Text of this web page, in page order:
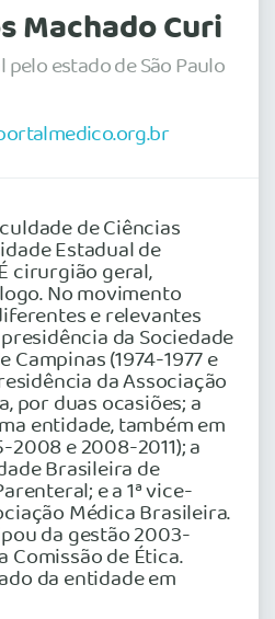
Machado Curi
estado de São Paulo
de Ciências
Estadual de
cirurgião geral,
No movimento
e relevantes
da Sociedade
(1974-1977 e
da Associação
por duas ocasiões; a
entidade, também em
e 2008-2011); a
Brasileira de
e a 1ª vice-
Médica Brasileira.
da gestão 2003-
Comissão de Ética.
da entidade em